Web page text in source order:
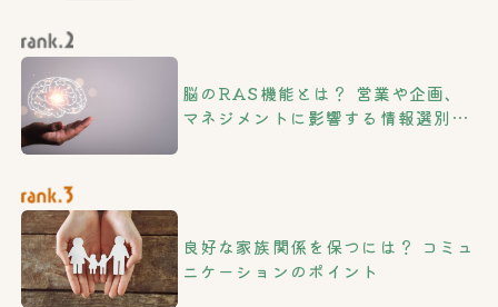
脳のRAS機能とは？ 営業や企画、
マネジメントに影響する情報選別の
良好な家族関係を保つには？ コミュ
ニケーションのポイント